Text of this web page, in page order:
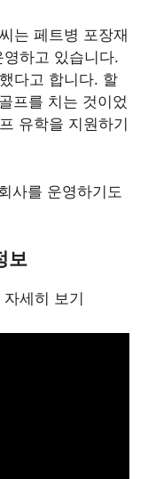
는 페트병 포장재
영하고 있습니다.
다고 합니다. 할
프를 치는 것이었
유학을 지원하기
사를 운영하기도
보
세히 보기